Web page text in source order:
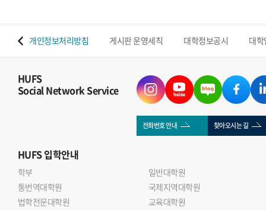
개인정보처리방침 게시판 운영세칙 대학정보공시 대
HUFS
Social Network Service
전화번호 안내 찾아오시는 길
HUFS입학안내
학부
일반대학원
통번역대학원
국제지역대학원
법학전문대학원
교육대학원